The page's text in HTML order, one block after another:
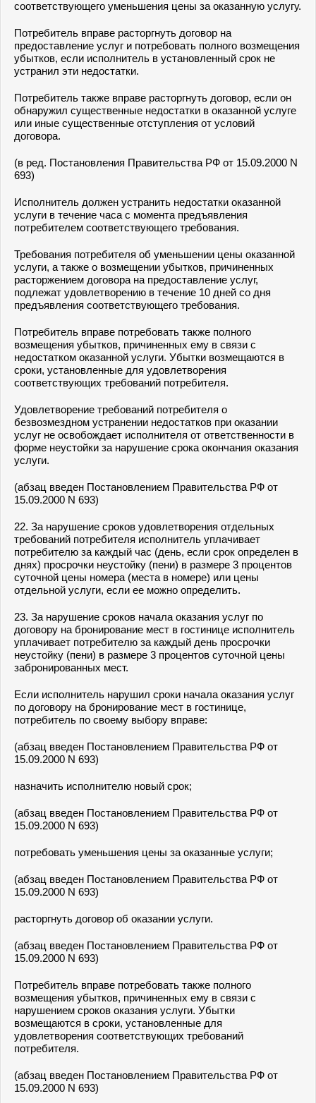
соответствующего уменьшения цены за оказанную услугу.
Потребитель вправе расторгнуть договор на
предоставление услуг и потребовать полного возмещения
убытков, если исполнитель в установленный срок не
устранил эти недостатки.
Потребитель также вправе расторгнуть договор, если он
обнаружил существенные недостатки в оказанной услуге
или иные существенные отступления от условий
договора.
(в ред. Постановления Правительства РФ от 15.09.2000 N
693)
Исполнитель должен устранить недостатки оказанной
услуги в течение часа с момента предъявления
потребителем соответствующего требования.
Требования потребителя об уменьшении цены оказанной
услуги, а также о возмещении убытков, причиненных
расторжением договора на предоставление услуг,
подлежат удовлетворению в течение 10 дней со дня
предъявления соответствующего требования.
Потребитель вправе потребовать также полного
возмещения убытков, причиненных ему в связи с
недостатком оказанной услуги. Убытки возмещаются в
сроки, установленные для удовлетворения
соответствующих требований потребителя.
Удовлетворение требований потребителя о
безвозмездном устранении недостатков при оказании
услуг не освобождает исполнителя от ответственности в
форме неустойки за нарушение срока окончания оказания
услуги.
(абзац введен Постановлением Правительства РФ от
15.09.2000 N 693)
22. За нарушение сроков удовлетворения отдельных
требований потребителя исполнитель уплачивает
потребителю за каждый час (день, если срок определен в
днях) просрочки неустойку (пени) в размере 3 процентов
суточной цены номера (места в номере) или цены
отдельной услуги, если ее можно определить.
23. За нарушение сроков начала оказания услуг по
договору на бронирование мест в гостинице исполнитель
уплачивает потребителю за каждый день просрочки
неустойку (пени) в размере 3 процентов суточной цены
забронированных мест.
Если исполнитель нарушил сроки начала оказания услуг
по договору на бронирование мест в гостинице,
потребитель по своему выбору вправе:
(абзац введен Постановлением Правительства РФ от
15.09.2000 N 693)
назначить исполнителю новый срок;
(абзац введен Постановлением Правительства РФ от
15.09.2000 N 693)
потребовать уменьшения цены за оказанные услуги;
(абзац введен Постановлением Правительства РФ от
15.09.2000 N 693)
расторгнуть договор об оказании услуги.
(абзац введен Постановлением Правительства РФ от
15.09.2000 N 693)
Потребитель вправе потребовать также полного
возмещения убытков, причиненных ему в связи с
нарушением сроков оказания услуги. Убытки
возмещаются в сроки, установленные для
удовлетворения соответствующих требований
потребителя.
(абзац введен Постановлением Правительства РФ от
15.09.2000 N 693)